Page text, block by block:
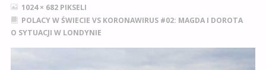
PEŁNY
ROZMIAR
1024 × 682 PIKSELI
POLACY W ŚWIECIE VS KORONAWIRUS #02: MAGDA I DOROTA
O SYTUACJI W LONDYNIE